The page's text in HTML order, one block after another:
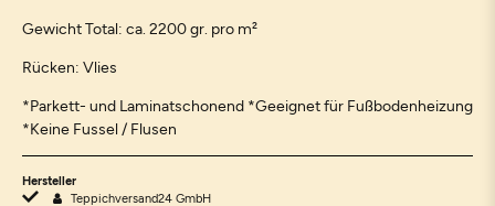
Gewicht Total: ca. 2200 gr. pro m²
Rücken: Vlies
*Parkett- und Laminatschonend *Geeignet für Fußbodenheizung
*Keine Fussel / Flusen
Hersteller
Teppichversand24 GmbH